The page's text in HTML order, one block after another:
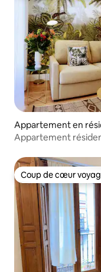
Appartement en
Appartement
Coup de cœur
Coup de cœur